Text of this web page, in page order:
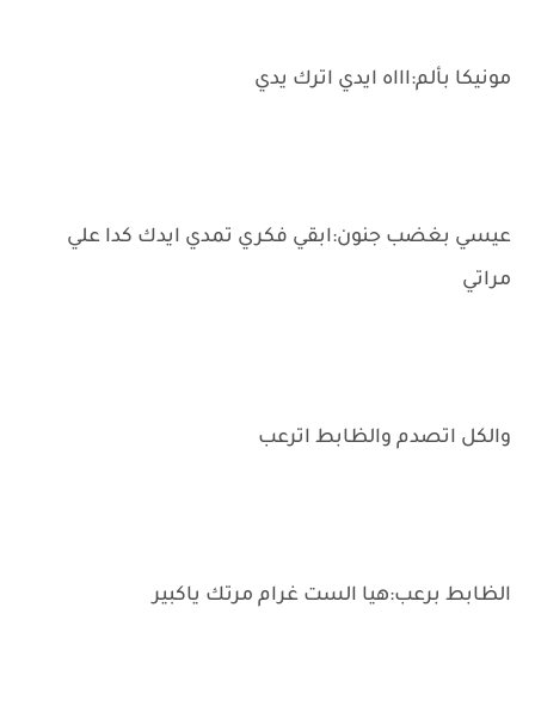
مونيكا بألم:اااه ايدي اترك يدي
عيسي بغضب جنون:ابقي فكري تمدي ايدك كدا علي
مراتي
والكل اتصدم والظابط اترعب
الظابط برعب:هيا الست غرام مرتك ياكبير